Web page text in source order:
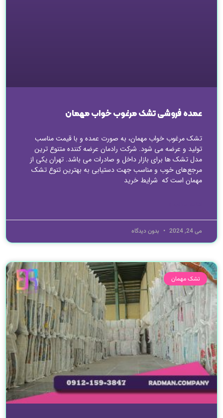
عمده فروشی تشک مرغوب خواب مهمان
تشک مرغوب خواب مهمان، به صورت عمده و با قیمت مناسب
تولید و عرضه می شود. شرکت رادمان عرضه کننده متنوع ترین
مدل تشک ها برای بازار داخل و صادرات می باشد. تهران یکی از
مرجع‌های خوب و مناسب جهت دستیابی به بهترین تنوع تشک
مهمان است که شرایط خرید
می 24, 2024 بدون دیدگاه
تشک مهمان